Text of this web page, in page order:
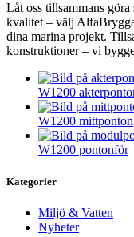
Låt oss tillsammans
kvalitet – välj
dina marina projekt.
konstruktioner – vi
W1200
W1200 mittponton
W1200 pontonför
Kategorier
Miljö & Vatten
Nyheter